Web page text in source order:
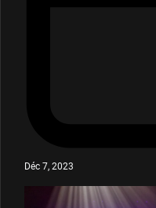
Déc 7, 2023